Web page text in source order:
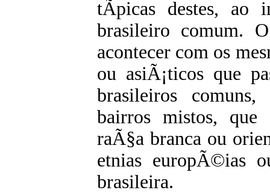
tÃ­picas destes, ao
brasileiro comum.
acontecer com os
ou asiÃ¡ticos que
brasileiros
bairros mistos,
raÃ§a branca ou
etnias europÃ©ias
brasileira.